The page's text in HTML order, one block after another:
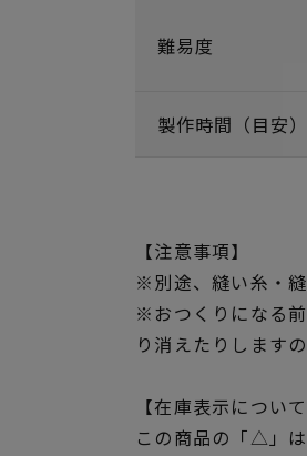
難易度
製作時間（目安）
【注意事項】
※別途、縫い糸・縫
※おつくりになる
り消えたりします
【在庫表示について
この商品の「△」